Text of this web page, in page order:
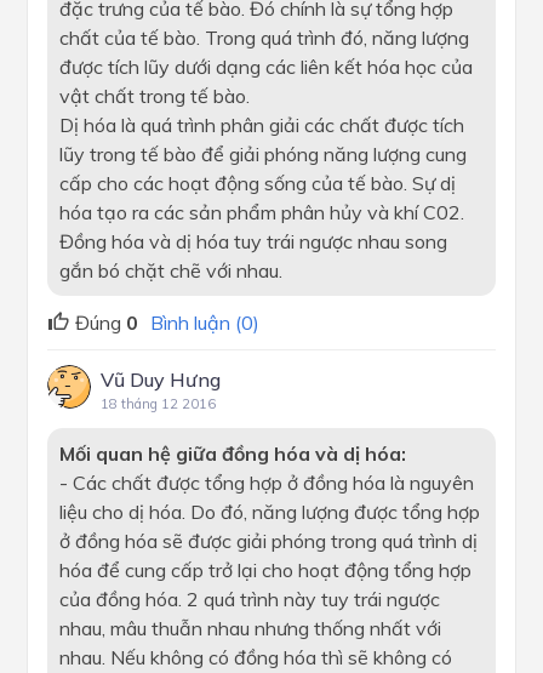
đặc trưng của tế bào. Đó chính là sự tổng hợp
chất của tế bào. Trong quá trình đó, năng lượng
được tích lũy dưới dạng các liên kết hóa học của
vật chất trong tế bào.
Dị hóa là quá trình phân giải các chất được tích
lũy trong tế bào để giải phóng năng lượng cung
cấp cho các hoạt động sống của tế bào. Sự dị
hóa tạo ra các sản phẩm phân hủy và khí C02.
Đồng hóa và dị hóa tuy trái ngược nhau song
gắn bó chặt chẽ với nhau.
Đúng 0 Bình luận (0)
Vũ Duy Hưng
18 tháng 12 2016
Mối quan hệ giữa đồng hóa và dị hóa:
- Các chất được tổng hợp ở đồng hóa là nguyên
liệu cho dị hóa. Do đó, năng lượng được tổng hợp
ở đồng hóa sẽ được giải phóng trong quá trình dị
hóa để cung cấp trở lại cho hoạt động tổng hợp
của đồng hóa. 2 quá trình này tuy trái ngược
nhau, mâu thuẫn nhau nhưng thống nhất với
nhau. Nếu không có đồng hóa thì sẽ không có